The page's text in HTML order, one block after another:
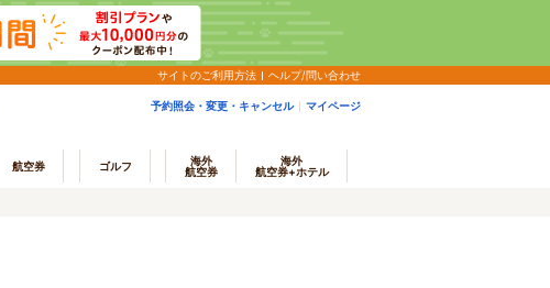
サイトのご利用方法 ヘルプ/問い合わせ
予約照会・変更・キャンセル マイページ
航空券 ゴルフ
海外
航空券
海外
航空券+ホテル